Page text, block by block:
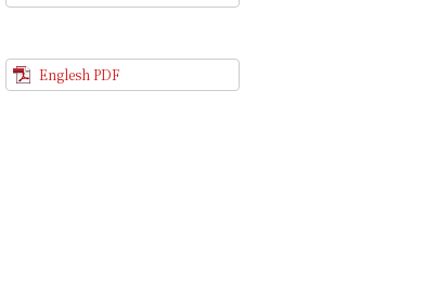
Englesh PDF